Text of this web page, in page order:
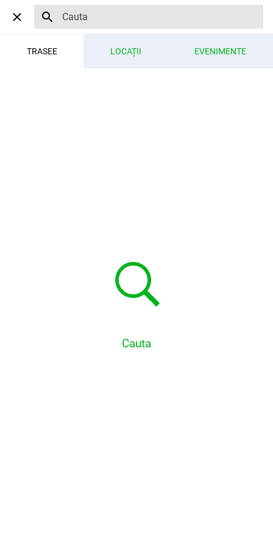
TRASEE LOCAȚII EVENIMENTE
Cauta